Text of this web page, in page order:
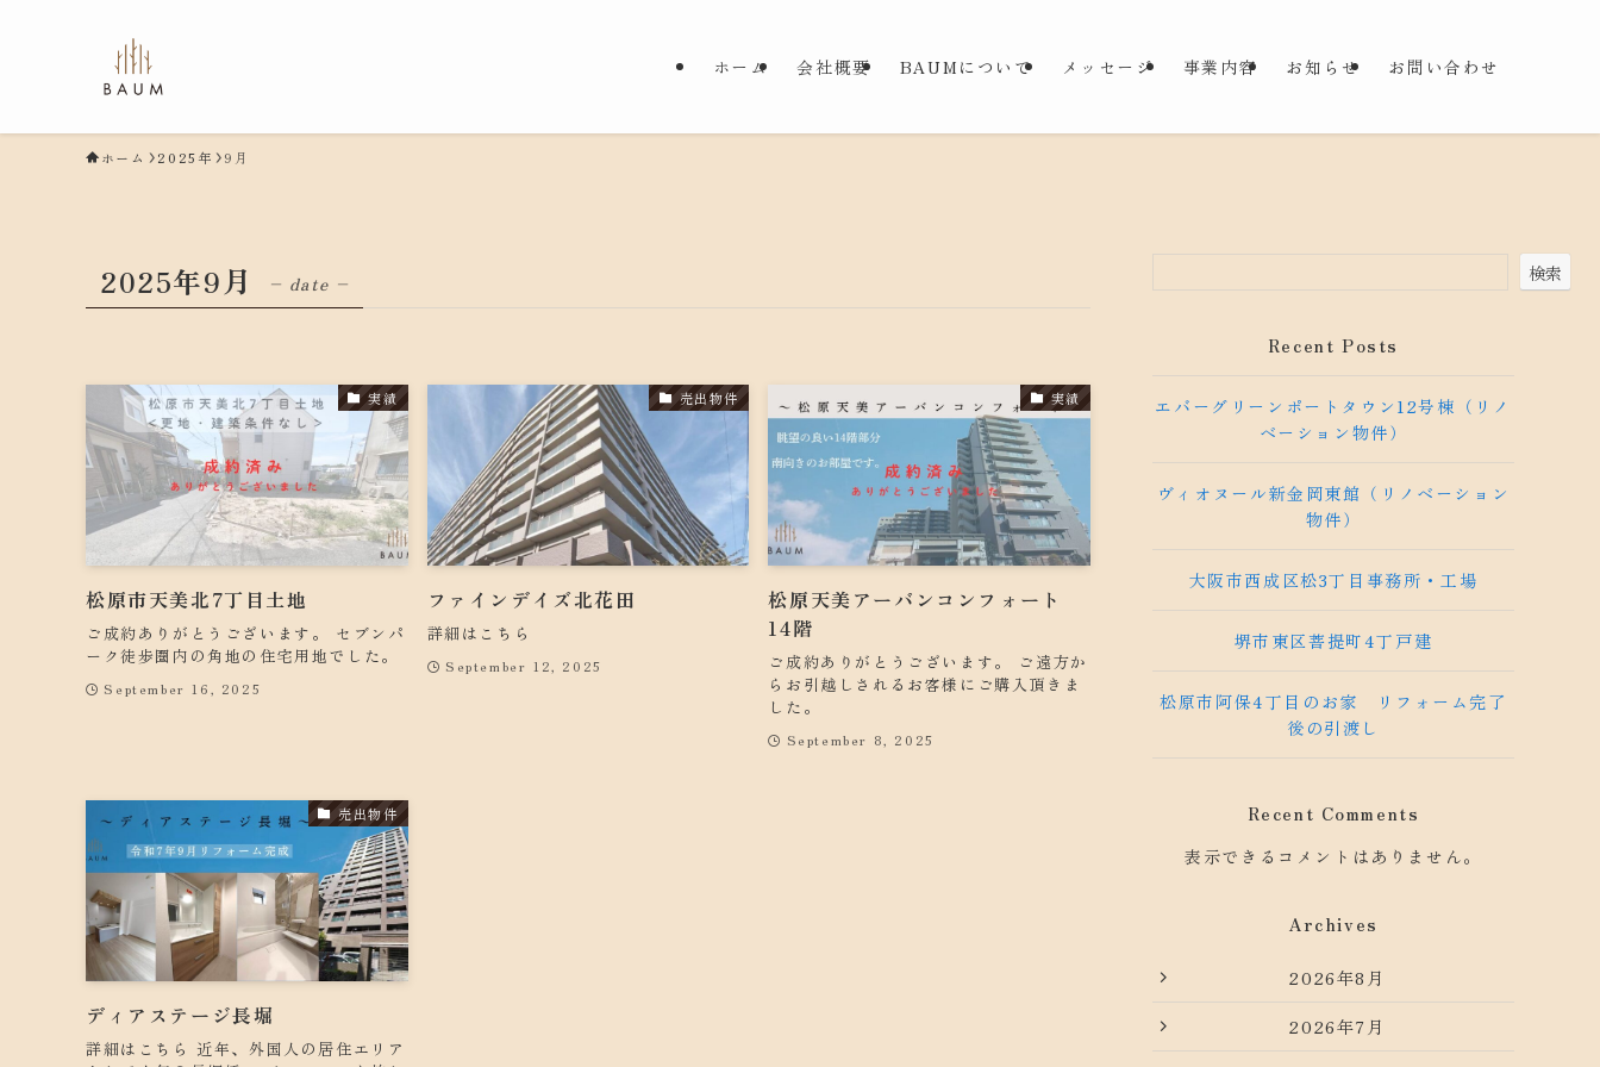
ホーム 会社概要 BAUMについて メッセージ 事業内容 お知らせ お問い合わせ
ホーム 2025年 9月
2025年9月 – date –
実績
松原市天美北7丁目土地
ご成約ありがとうございます。 セブンパ
ーク徒歩圏内の角地の住宅用地でした。
September 16, 2025
売出物件
ファインデイズ北花田
詳細はこちら
September 12, 2025
実績
松原天美アーバンコンフォート
14階
ご成約ありがとうございます。 ご遠方か
らお引越しされるお客様にご購入頂きま
した。
September 8, 2025
売出物件
ディアステージ長堀
詳細はこちら 近年、外国人の居住エリア
検索
Recent Posts
エバーグリーンポートタウン12号棟（リノ
ベーション物件）
ヴィオヌール新金岡東館（リノベーション
物件）
大阪市西成区松3丁目事務所・工場
堺市東区菩提町4丁戸建
松原市阿保4丁目のお家 リフォーム完了
後の引渡し
Recent Comments
表示できるコメントはありません。
Archives
2026年8月
2026年7月